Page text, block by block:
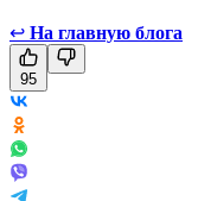
↩ На главную блога
95